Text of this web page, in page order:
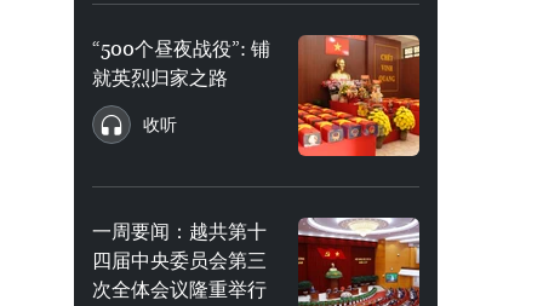
“500个昼夜战役”: 铺
就英烈归家之路
收听
一周要闻：越共第十
四届中央委员会第三
次全体会议隆重举行